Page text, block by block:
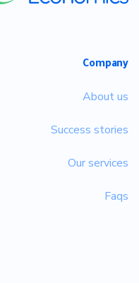
Company
About us
Success stories
Our services
Faqs